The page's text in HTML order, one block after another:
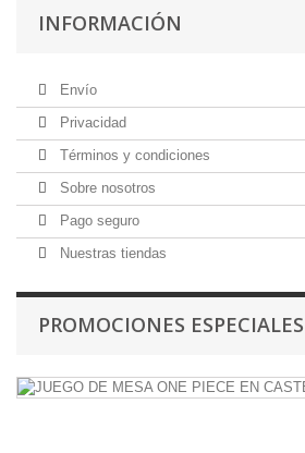
INFORMACIÓN
Envío
Privacidad
Términos y condiciones
Sobre nosotros
Pago seguro
Nuestras tiendas
PROMOCIONES ESPECIALES